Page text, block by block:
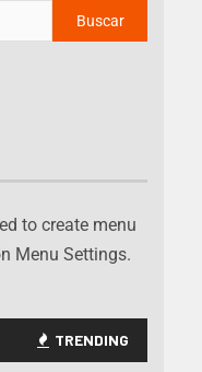
to create menu
Menu Settings.
TRENDING